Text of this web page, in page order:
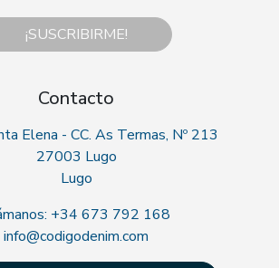
¡SUSCRIBIRME!
Contacto
Elena - CC. As Termas, Nº 213
27003 Lugo
Lugo
+34 673 792 168
info@codigodenim.com